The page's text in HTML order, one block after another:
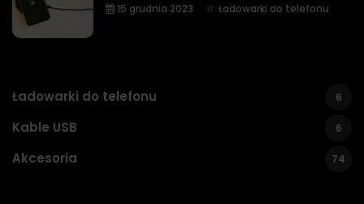
15 grudnia 2023 Ładowarki do telefonu
Ładowarki do telefonu 6
Kable USB 6
Akcesoria 74